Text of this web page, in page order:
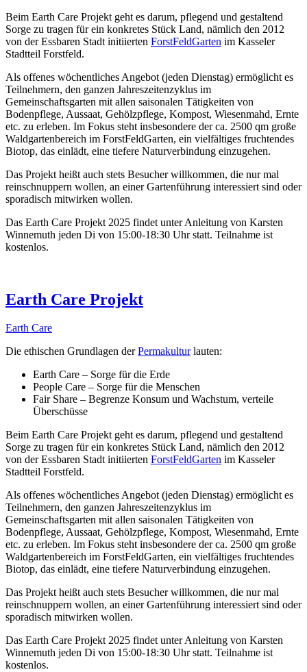
Beim Earth Care Projekt geht es darum, pflegend und gestaltend
Sorge zu tragen für ein konkretes Stück Land, nämlich den 2012
von der Essbaren Stadt initiierten ForstFeldGarten im Kasseler
Stadtteil Forstfeld.
Als offenes wöchentliches Angebot (jeden Dienstag) ermöglicht es
Teilnehmern, den ganzen Jahreszeitenzyklus im
Gemeinschaftsgarten mit allen saisonalen Tätigkeiten von
Bodenpflege, Aussaat, Gehölzpflege, Kompost, Wiesenmahd, Ernte
etc. zu erleben. Im Fokus steht insbesondere der ca. 2500 qm große
Waldgartenbereich im ForstFeldGarten, ein vielfältiges fruchtendes
Biotop, das einlädt, eine tiefere Naturverbindung einzugehen.
Das Projekt heißt auch stets Besucher willkommen, die nur mal
reinschnuppern wollen, an einer Gartenführung interessiert sind oder
sporadisch mitwirken wollen.
Das Earth Care Projekt 2025 findet unter Anleitung von Karsten
Winnemuth jeden Di von 15:00-18:30 Uhr statt. Teilnahme ist
kostenlos.
Earth Care Projekt
Earth Care
Die ethischen Grundlagen derPermakulturlauten:
Earth Care – Sorge für die Erde
People Care – Sorge für die Menschen
Fair Share – Begrenze Konsum und Wachstum, verteile
Überschüsse
Beim Earth Care Projekt geht es darum, pflegend und gestaltend
Sorge zu tragen für ein konkretes Stück Land, nämlich den 2012
von der Essbaren Stadt initiierten ForstFeldGarten im Kasseler
Stadtteil Forstfeld.
Als offenes wöchentliches Angebot (jeden Dienstag) ermöglicht es
Teilnehmern, den ganzen Jahreszeitenzyklus im
Gemeinschaftsgarten mit allen saisonalen Tätigkeiten von
Bodenpflege, Aussaat, Gehölzpflege, Kompost, Wiesenmahd, Ernte
etc. zu erleben. Im Fokus steht insbesondere der ca. 2500 qm große
Waldgartenbereich im ForstFeldGarten, ein vielfältiges fruchtendes
Biotop, das einlädt, eine tiefere Naturverbindung einzugehen.
Das Projekt heißt auch stets Besucher willkommen, die nur mal
reinschnuppern wollen, an einer Gartenführung interessiert sind oder
sporadisch mitwirken wollen.
Das Earth Care Projekt 2025 findet unter Anleitung von Karsten
Winnemuth jeden Di von 15:00-18:30 Uhr statt. Teilnahme ist
kostenlos.